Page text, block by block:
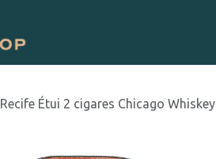
Recife Étui 2 cigares Chicago Whiskey